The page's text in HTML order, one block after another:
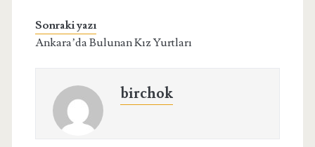
Sonraki yazı
Ankara’da Bulunan Kız Yurtları
birchok